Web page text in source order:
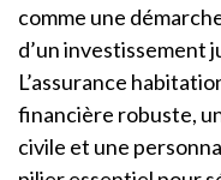
comme une
d’un investissement
L’assurance
financière robuste,
civile et une